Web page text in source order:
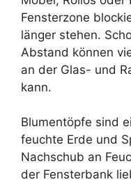
Fensterzone
länger stehen.
Abstand können
an der Glas- und
kann.
Blumentöpfe sind
feuchte Erde und
Nachschub an
der Fensterbank